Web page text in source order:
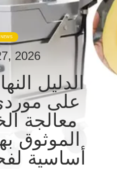
جولة
في
المصنع
مراقبة
الجودة
NEWS
2026
الدليل
على
معالجة
أساسية